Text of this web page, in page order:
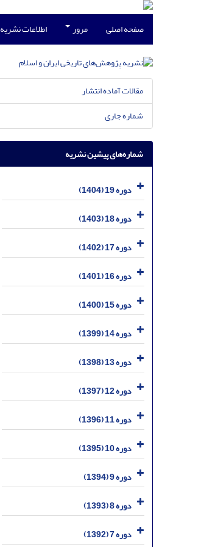
صفحه اصلی مرور اطلاعات نشریه
مقالات آماده انتشار
شماره جاری
شماره‌های پیشین نشریه
دوره 19 (1404)
دوره 18 (1403)
دوره 17 (1402)
دوره 16 (1401)
دوره 15 (1400)
دوره 14 (1399)
دوره 13 (1398)
دوره 12 (1397)
دوره 11 (1396)
دوره 10 (1395)
دوره 9 (1394)
دوره 8 (1393)
دوره 7 (1392)